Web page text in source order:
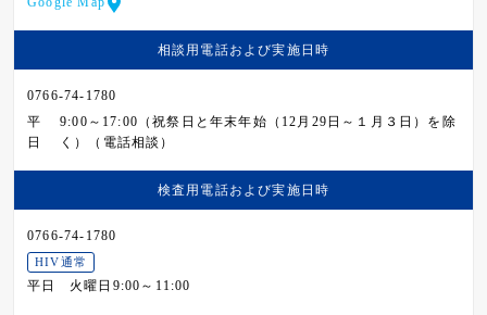
相談用電話および実施日時
0766-74-1780
平
日
9:00～17:00（祝祭日と年末年始（12月29日～１月３日）を除
く）（電話相談）
検査用電話および実施日時
0766-74-1780
HIV通常
平日 火曜日9:00～11:00